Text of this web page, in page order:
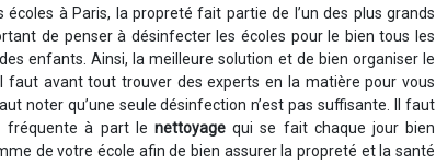
à Paris, la propreté fait partie de l’un des plus grands
de penser à désinfecter les écoles pour le bien tous les
enfants. Ainsi, la meilleure solution et de bien organiser le
avant tout trouver des experts en la matière pour vous
noter qu’une seule désinfection n’est pas suffisante. Il faut
fréquente à part le nettoyage qui se fait chaque jour bien
de votre école afin de bien assurer la propreté et la santé